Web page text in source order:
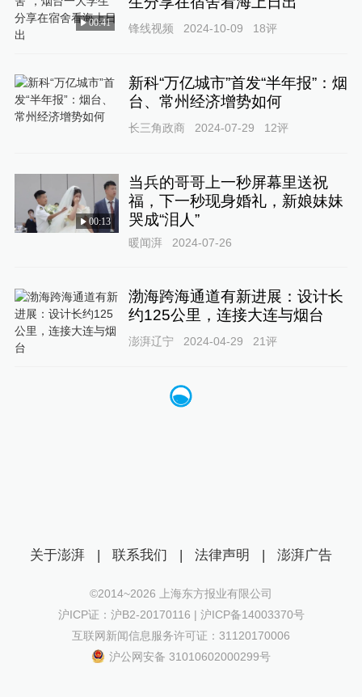
00:41 锋线视频 2024-10-09 18评
新科“万亿城市”首发“半年报”：烟
台、常州经济增势如何
长三角政商 2024-07-29 12评
00:13
当兵的哥哥上一秒屏幕里送祝
福，下一秒现身婚礼，新娘妹妹
哭成“泪人”
暖闻湃 2024-07-26
渤海跨海通道有新进展：设计长
约125公里，连接大连与烟台
澎湃辽宁 2024-04-29 21评
关于澎湃 | 联系我们 | 法律声明 | 澎湃广告
©2014~2026 上海东方报业有限公司
沪ICP证：沪B2-20170116 | 沪ICP备14003370号
互联网新闻信息服务许可证：31120170006
沪公网安备 31010602000299号